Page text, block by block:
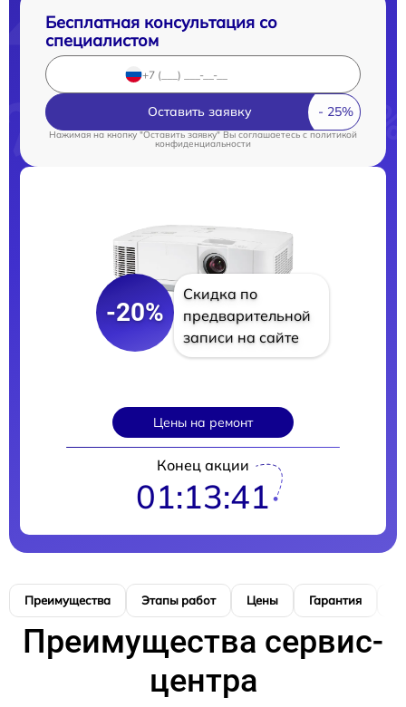
Бесплатная консультация со
специалистом
Оставить заявку
Нажимая на кнопку "Оставить заявку" Вы соглашаетесь cполитикой
конфиденциальности
-20%
Скидка по
предварительной
записи на сайте
Цены на ремонт
Конец акции
01:13:40
Преимущества Этапы работ Цены Гарантия
Преимущества сервис-
центра